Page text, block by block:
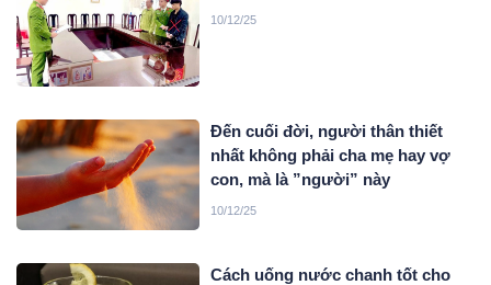
10/12/25
Đến cuối đời, người thân thiết
nhất không phải cha mẹ hay vợ
con, mà là ”người” này
10/12/25
Cách uống nước chanh tốt cho